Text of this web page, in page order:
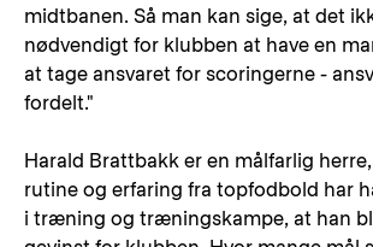
midtbanen. Så man kan sige, at det
nødvendigt for klubben at have en
at tage ansvaret for scoringerne -
fordelt."
Harald Brattbakk er en målfarlig
rutine og erfaring fra topfodbold har
i træning og træningskampe, at han